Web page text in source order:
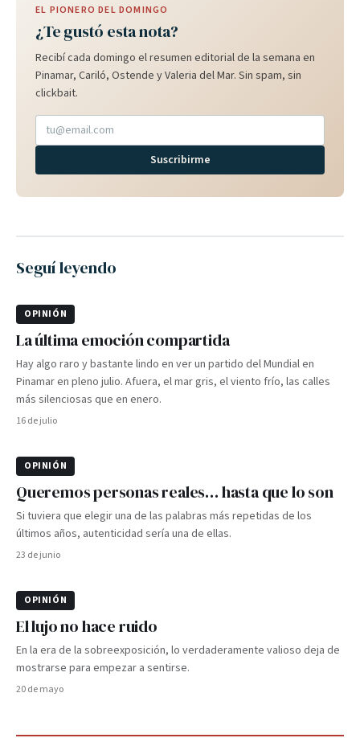
EL PIONERO DEL DOMINGO
¿Te gustó esta nota?
Recibí cada domingo el resumen editorial de la semana en
Pinamar, Cariló, Ostende y Valeria del Mar. Sin spam, sin
clickbait.
Suscribirme
Seguí leyendo
OPINIÓN
La última emoción compartida
Hay algo raro y bastante lindo en ver un partido del Mundial en
Pinamar en pleno julio. Afuera, el mar gris, el viento frío, las calles
más silenciosas que en enero.
16 de julio
OPINIÓN
Queremos personas reales… hasta que lo son
Si tuviera que elegir una de las palabras más repetidas de los
últimos años, autenticidad sería una de ellas.
23 de junio
OPINIÓN
El lujo no hace ruido
En la era de la sobreexposición, lo verdaderamente valioso deja de
mostrarse para empezar a sentirse.
20 de mayo